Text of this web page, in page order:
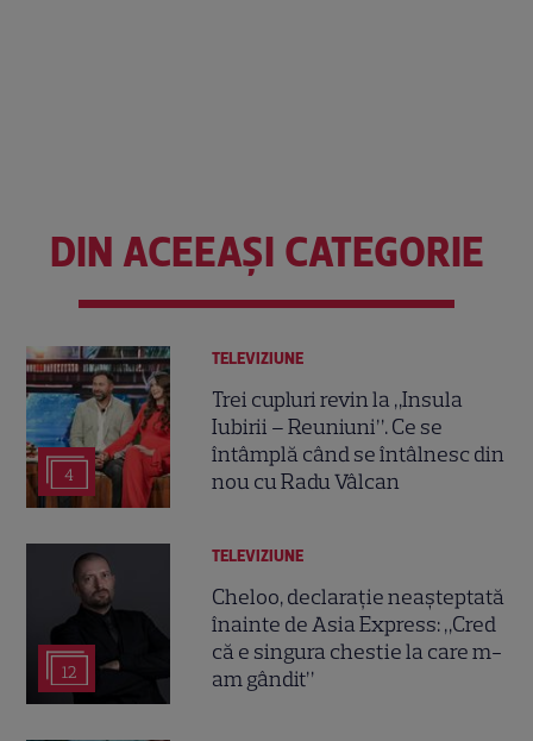
DIN ACEEAȘI CATEGORIE
4
TELEVIZIUNE
Trei cupluri revin la „Insula
Iubirii – Reuniuni”. Ce se
întâmplă când se întâlnesc din
nou cu Radu Vâlcan
12
TELEVIZIUNE
Cheloo, declarație neașteptată
înainte de Asia Express: „Cred
că e singura chestie la care m-
am gândit”